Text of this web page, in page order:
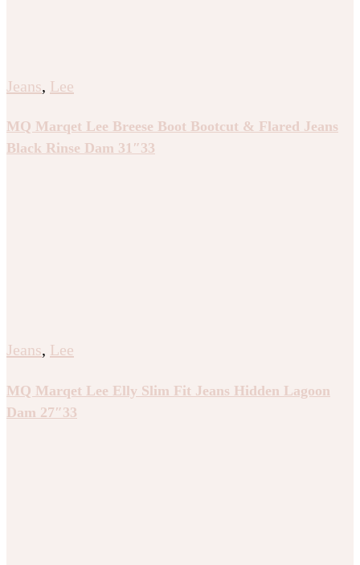
Jeans, Lee
MQ Marqet Lee Breese Boot Bootcut & Flared Jeans
Black Rinse Dam 31″33
Jeans, Lee
MQ Marqet Lee Elly Slim Fit Jeans Hidden Lagoon
Dam 27″33